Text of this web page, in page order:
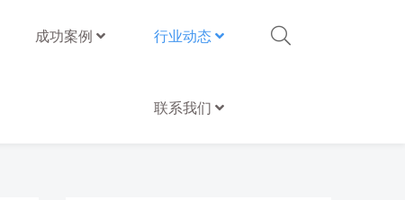
成功案例 行业动态
联系我们